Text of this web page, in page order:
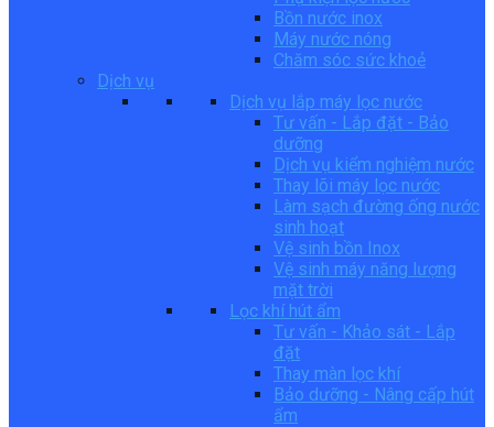
Bồn nước inox
Máy nước nóng
Chăm sóc sức khoẻ
Dịch vụ
Dịch vụ lắp máy lọc nước
Tư vấn - Lắp đặt - Bảo
dưỡng
Dịch vụ kiểm nghiệm nước
Thay lõi máy lọc nước
Làm sạch đường ống nước
sinh hoạt
Vệ sinh bồn Inox
Vệ sinh máy năng lượng
mặt trời
Lọc khí hút ẩm
Tư vấn - Khảo sát - Lắp
đặt
Thay màn lọc khí
Bảo dưỡng - Nâng cấp hút
ẩm